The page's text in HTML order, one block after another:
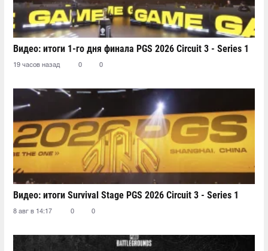
Видео: итоги 1-го дня финала PGS 2026 Circuit 3 - Series 1
19 часов назад 0 0
Видео: итоги Survival Stage PGS 2026 Circuit 3 - Series 1
8 авг в 14:17 0 0